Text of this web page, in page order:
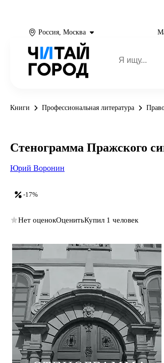
Россия, Москва
Книги Профессиональная литература
-17%
Стенограмма Пражского
Юрий Воронин
Нет оценокОценитьКупил 1 человек